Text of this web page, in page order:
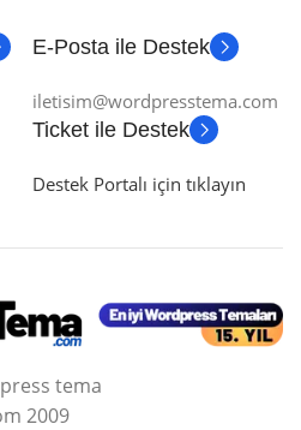
E-Posta ile Destek
iletisim@wordpresstema.com
Ticket ile Destek
Destek Portalı için tıklayın
tema
2009